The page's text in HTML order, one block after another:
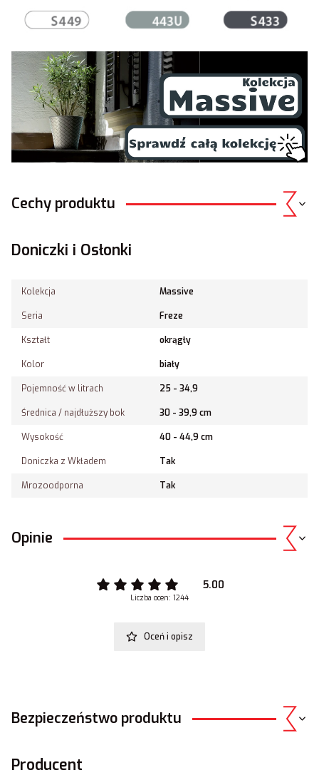
Cechy produktu
Doniczki i Osłonki
Kolekcja Massive
Seria Freze
Kształt okrągły
Kolor biały
Pojemność w litrach 25 - 34,9
Średnica / najdłuższy bok 30 - 39,9 cm
Wysokość 40 - 44,9 cm
Doniczka z Wkładem Tak
Mrozoodporna Tak
Opinie
5.00
Liczba ocen: 1244
Oceń i opisz
Bezpieczeństwo produktu
Producent